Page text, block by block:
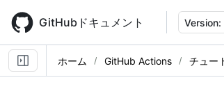
main
content
GitHubドキュメント Version:
ホーム GitHub Actions チュー